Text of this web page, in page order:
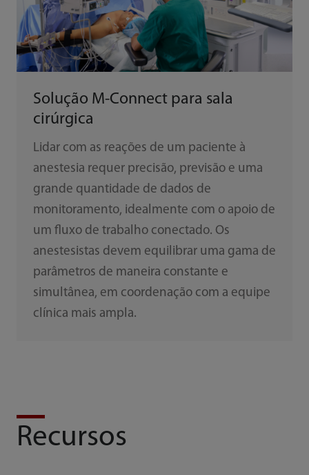
Solução M-Connect para sala
cirúrgica
Lidar com as reações de um paciente à
anestesia requer precisão, previsão e uma
grande quantidade de dados de
monitoramento, idealmente com o apoio de
um fluxo de trabalho conectado. Os
anestesistas devem equilibrar uma gama de
parâmetros de maneira constante e
simultânea, em coordenação com a equipe
clínica mais ampla.
Recursos